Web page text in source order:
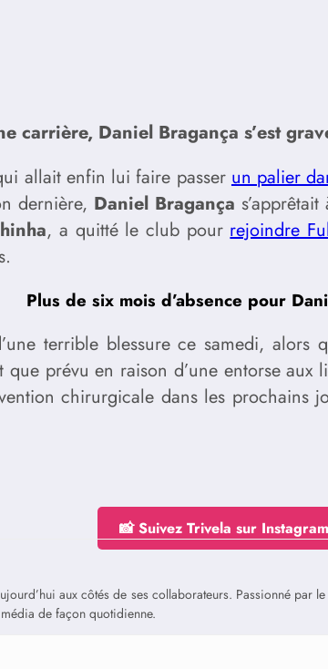
carrière, Daniel Bragança s’est
allait enfin lui faire passer un palier
dernière, Daniel Bragança
, a quitté le club pourrejoindre
Plus de six mois d’absence pour
terrible blessure ce samedi, alors
prévu en raison d’une entorse
chirurgicale dans les prochains
📸 Suivez Trivela sur Instagram
aux côtés de ses collaborateurs. Passionné par
de façon quotidienne.